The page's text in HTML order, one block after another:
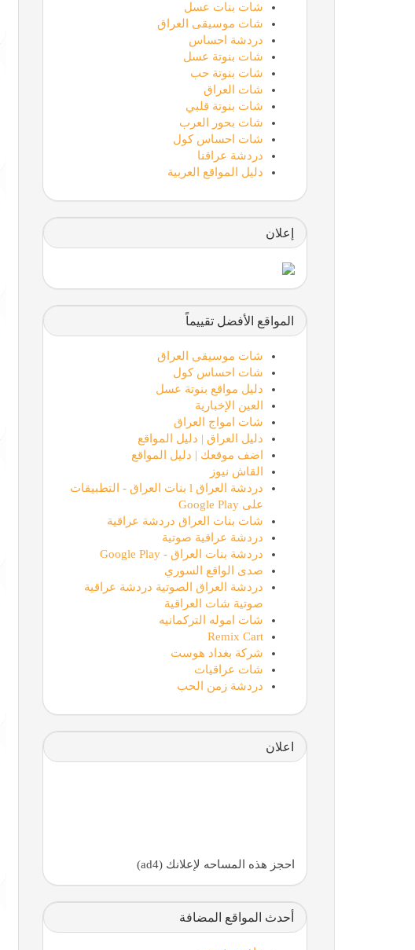
شات بنات عسل
شات موسيقى العراق
دردشة احساس
شات بنوتة عسل
شات بنوتة حب
شات العراق
شات بنوتة قلبي
شات بحور العرب
شات احساس كول
دردشة عراقنا
دليل المواقع العربية
إعلان
المواقع الأفضل تقييماً
شات موسيقى العراق
شات احساس كول
دليل مواقع بنوتة عسل
العين الإخبارية
شات امواج العراق
دليل العراق | دليل المواقع
اضف موقعك | دليل المواقع
القاش نيوز
دردشة العراق l بنات العراق - التطبيقات
على Google Play
شات بنات العراق دردشة عراقية
دردشة عراقية صوتية
دردشة بنات العراق - Google Play
صدى الواقع السوري
دردشة العراق الصوتية دردشة عراقية
صوتية شات العراقية
شات اموله التركمانيه
Remix Cart
شركة بغداد هوست
شات عراقيات
دردشة زمن الحب
اعلان
احجز هذه المساحه لإعلانك (ad4)
أحدث المواقع المضافة